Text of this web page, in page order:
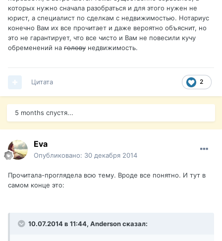
которых нужно сначала разобраться и для этого нужен не
юрист, а специалист по сделкам с недвижимостью. Нотариус
конечно Вам их все прочитает и даже вероятно объяснит, но
это не гарантирует, что все чисто и Вам не повесили кучу
обременений на голову недвижимость.
2
Цитата
5 months спустя...
Eva
Опубликовано: 30 декабря 2014
Прочитала-проглядела всю тему. Вроде все понятно. И тут в
самом конце это:
10.07.2014 в 11:44, Anderson сказал: